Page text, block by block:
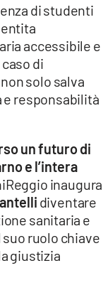
di studenti
accessibile e
di
solo salva
e responsabilità
un futuro di
e l’intera
inaugura
diventare
sanitaria e
ruolo chiave
giustizia